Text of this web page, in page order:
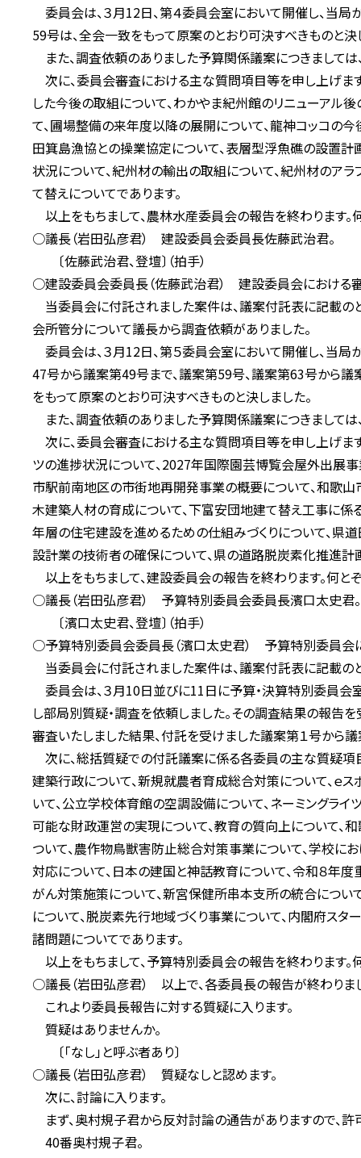
委員会は、３月12日、第４委員会室において開催し、当
59号は、全会一致をもって原案のとおり可決すべきものと決
また、調査依頼のありました予算関係議案につきましては
次に、委員会審査における主な質問項目等を申し上げま
した今後の取組について、わかやま紀州館のリニューアル
て、圃場整備の来年度以降の展開について、龍神コッコの
田箕島漁協との操業協定について、表層型浮魚礁の設置
状況について、紀州材の輸出の取組について、紀州材の
て替えについてであります。
以上をもちまして、農林水産委員会の報告を終わります。
○議長（岩田弘彦君） 建設委員会委員長佐藤武治君。
〔佐藤武治君、登壇〕（拍手）
○建設委員会委員長（佐藤武治君） 建設委員会における
当委員会に付託されました案件は、議案付託表に記載の
会所管分について議長から調査依頼がありました。
委員会は、３月12日、第５委員会室において開催し、当
47号から議案第49号まで、議案第59号、議案第63号から
をもって原案のとおり可決すべきものと決しました。
また、調査依頼のありました予算関係議案につきましては
次に、委員会審査における主な質問項目等を申し上げま
ツの進捗状況について、2027年国際園芸博覧会屋外出展
市駅前南地区の市街地再開発事業の概要について、和歌
木建築人材の育成について、下富安団地建て替え工事に係
年層の住宅建設を進めるための仕組みづくりについて、県
設計業の技術者の確保について、県の道路脱炭素化推進計
以上をもちまして、建設委員会の報告を終わります。何と
○議長（岩田弘彦君） 予算特別委員会委員長濱口太史君。
〔濱口太史君、登壇〕（拍手）
○予算特別委員会委員長（濱口太史君） 予算特別委員会
当委員会に付託されました案件は、議案付託表に記載の
委員会は、３月10日並びに11日に予算・決算特別委員
し部局別質疑・調査を依頼しました。その調査結果の報告
審査いたしました結果、付託を受けました議案第１号から
次に、総括質疑での付託議案に係る各委員の主な質疑項
建築行政について、新規就農者育成総合対策について、ｅ
いて、公立学校体育館の空調設備について、ネーミングラ
可能な財政運営の実現について、教育の質向上について、
ついて、農作物鳥獣害防止総合対策事業について、学校に
対応について、日本の建国と神話教育について、令和８年
がん対策施策について、新宮保健所串本支所の統合につい
について、脱炭素先行地域づくり事業について、内閣府ス
諸問題についてであります。
以上をもちまして、予算特別委員会の報告を終わります。
○議長（岩田弘彦君） 以上で、各委員長の報告が終わりま
これより委員長報告に対する質疑に入ります。
質疑はありませんか。
〔「なし」と呼ぶ者あり〕
○議長（岩田弘彦君） 質疑なしと認めます。
次に、討論に入ります。
まず、奥村規子君から反対討論の通告がありますので、許
40番奥村規子君。